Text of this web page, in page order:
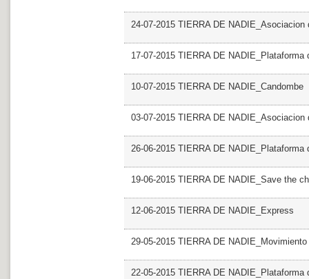
24-07-2015 TIERRA DE
17-07-2015 TIERRA DE NADIE_Plataforma
10-07-2015 TIERRA DE NADIE_Candombe
03-07-2015 TIERRA DE
26-06-2015 TIERRA DE
19-06-2015 TIERRA DE NADIE_Save the
12-06-2015 TIERRA DE NADIE_Express
29-05-2015 TIERRA DE
22-05-2015 TIERRA DE